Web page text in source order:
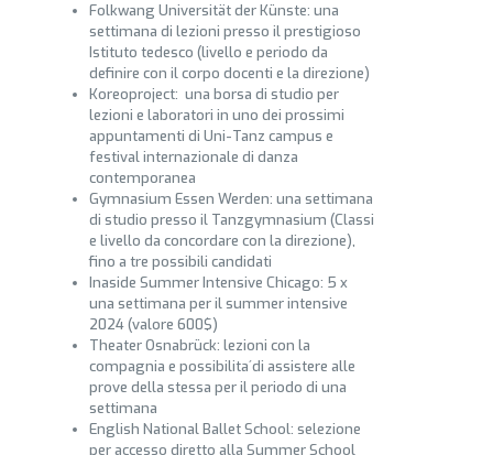
Folkwang Universität der Künste: una
settimana di lezioni presso il prestigioso
Istituto tedesco (livello e periodo da
definire con il corpo docenti e la direzione)
Koreoproject: una borsa di studio per
lezioni e laboratori in uno dei prossimi
appuntamenti di Uni-Tanz campus e
festival internazionale di danza
contemporanea
Gymnasium Essen Werden: una settimana
di studio presso il Tanzgymnasium (Classi
e livello da concordare con la direzione),
fino a tre possibili candidati
Inaside Summer Intensive Chicago: 5 x
una settimana per il summer intensive
2024 (valore 600$)
Theater Osnabrück: lezioni con la
compagnia e possibilita´di assistere alle
prove della stessa per il periodo di una
settimana
English National Ballet School: selezione
per accesso diretto alla Summer School